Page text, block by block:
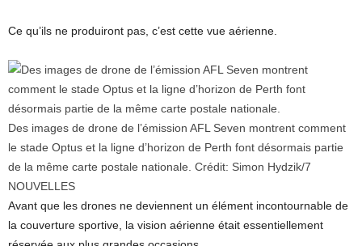
Ce qu’ils ne produiront pas, c’est cette vue aérienne.
Des images de drone de l’émission AFL Seven montrent comment
le stade Optus et la ligne d’horizon de Perth font désormais partie
de la même carte postale nationale. Crédit: Simon Hydzik/7
NOUVELLES
Avant que les drones ne deviennent un élément incontournable de
la couverture sportive, la vision aérienne était essentiellement